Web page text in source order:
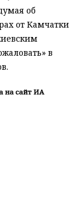
об
от Камчатки
в
на сайт ИА